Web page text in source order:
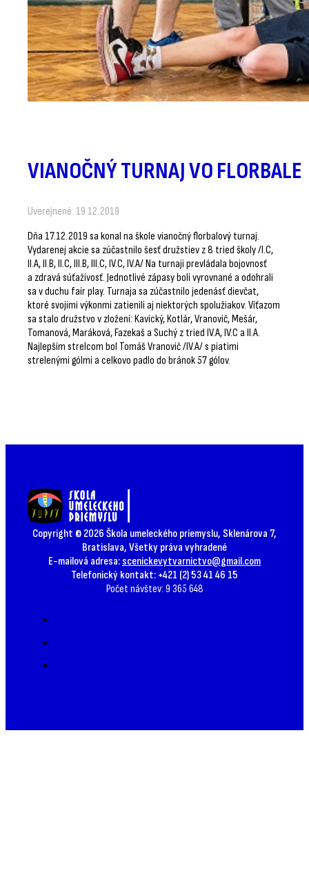
VIANOČNÝ TURNAJ VO FLORBALE
Uverejnené: 19.12.2019
Dňa 17.12.2019 sa konal na škole vianočný florbalový turnaj.
Vydarenej akcie sa zúčastnilo šesť družstiev z 8 tried školy /I.C,
II.A, II.B, II.C, III.B, III.C, IV.C, IV.A/ Na turnaji prevládala bojovnosť
a zdravá súťaživosť. Jednotlivé zápasy boli vyrovnané a odohrali
sa v duchu fair play. Turnaja sa zúčastnilo jedenásť dievčat,
ktoré svojimi výkonmi zatienili aj niektorých spolužiakov. Víťazom
sa stalo družstvo v zložení: Kavický, Kotlár, Vranovič, Mešár,
Tomanová, Maráková, Fazekaš a Suchý z tried IV.A, IV.C a II.A.
Najlepším strelcom bol Tomáš Vranovič /IV.A/ s piatimi
strelenými gólmi a celkovo padlo do bránok 57 gólov.
Copyright © 2026 Škola umeleckého priemyslu, Sklenárova 7,
Bratislava, Všetky práva vyhradené
E-mailová adresa: scenickevytvarnictvo@gmail.com
Telefonický kontakt: +421 (2) 53 41 46 15
Počet návštev: 9 365 648